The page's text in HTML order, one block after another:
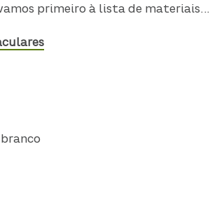
primeiro à lista de materiais…